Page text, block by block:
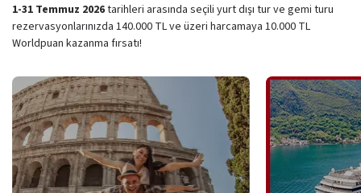
1-31 Temmuz 2026tarihleri arasında seçili yurt dışı tur ve gemi turu
rezervasyonlarınızda 140.000 TL ve üzeri harcamaya 10.000 TL
Worldpuan kazanma fırsatı!